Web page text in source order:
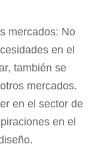
mercados: No
en el
también se
mercados.
en el sector de
en el